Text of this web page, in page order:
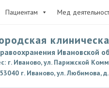
Пациентам Мед
Ивановской
г. Иваново, ул. Парижской
г. Иваново, ул. Любимова,